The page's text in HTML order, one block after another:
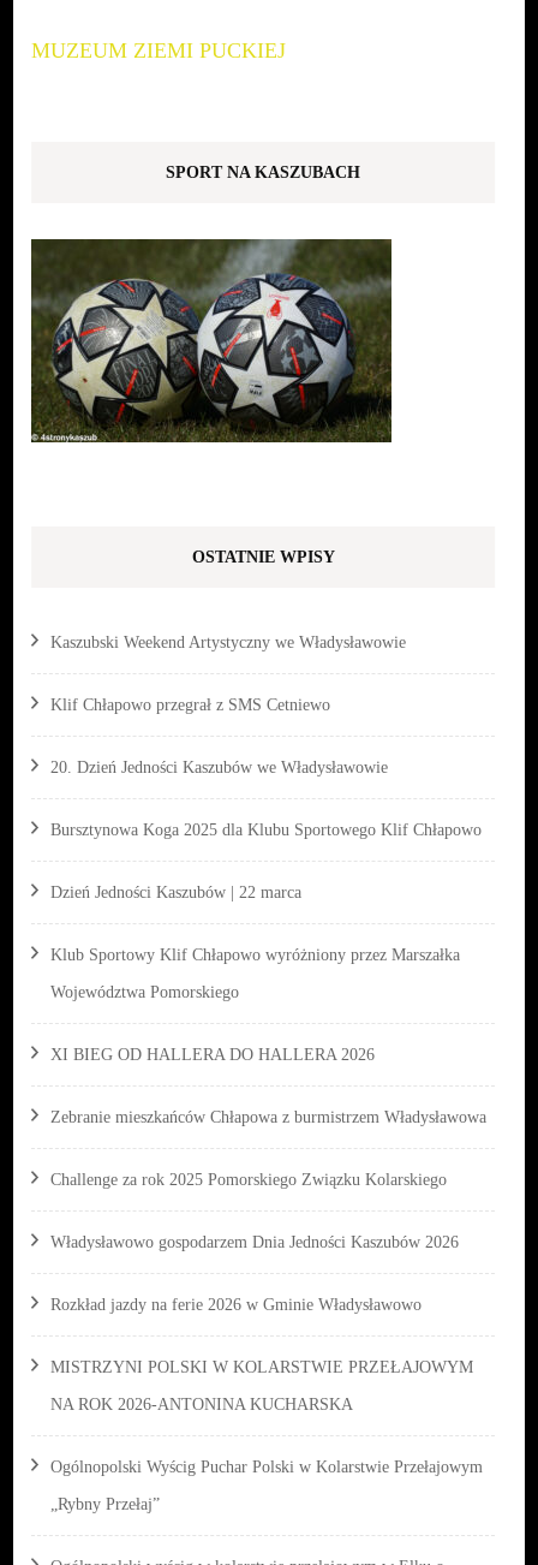
MUZEUM ZIEMI PUCKIEJ
SPORT NA KASZUBACH
OSTATNIE WPISY
Kaszubski Weekend Artystyczny we Władysławowie
Klif Chłapowo przegrał z SMS Cetniewo
20. Dzień Jedności Kaszubów we Władysławowie
Bursztynowa Koga 2025 dla Klubu Sportowego Klif Chłapowo
Dzień Jedności Kaszubów | 22 marca
Klub Sportowy Klif Chłapowo wyróżniony przez Marszałka
Województwa Pomorskiego
XI BIEG OD HALLERA DO HALLERA 2026
Zebranie mieszkańców Chłapowa z burmistrzem Władysławowa
Challenge za rok 2025 Pomorskiego Związku Kolarskiego
Władysławowo gospodarzem Dnia Jedności Kaszubów 2026
Rozkład jazdy na ferie 2026 w Gminie Władysławowo
MISTRZYNI POLSKI W KOLARSTWIE PRZEŁAJOWYM
NA ROK 2026-ANTONINA KUCHARSKA
Ogólnopolski Wyścig Puchar Polski w Kolarstwie Przełajowym
„Rybny Przełaj”